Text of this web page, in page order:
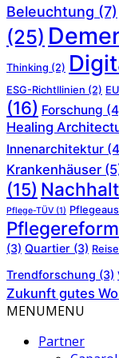
Beleuchtung (7)
(25)
Thinking (2)
ESG-Richtllinien (2)
(16) Forschung
Healing
Innenarchitektur
Krankenhäuser
(15)
Pflege-TÜV (1)
Pflegereform
(3) Quartier (3)
Trendforschung (3)
Zukunft gutes
MENUMENU
Partner